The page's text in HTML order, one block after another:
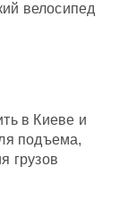
велосипед
в Киеве и
подъема,
грузов